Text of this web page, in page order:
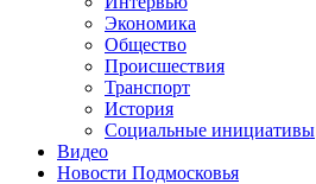
Экономика
Общество
Происшествия
Транспорт
История
Социальные инициативы
Видео
Новости Подмосковья